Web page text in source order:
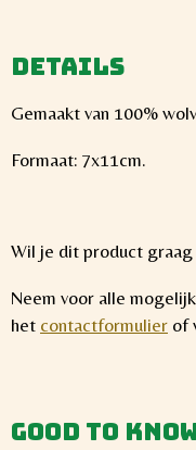
Details
Gemaakt van 100%
Formaat: 7x11cm.
Wil je dit product graag
Neem voor alle
het contactformulier of
Good to